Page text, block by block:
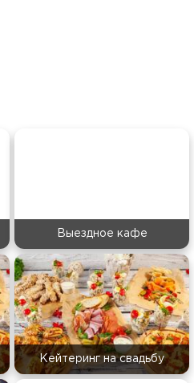
Выездное кафе
Кейтеринг на свадьбу